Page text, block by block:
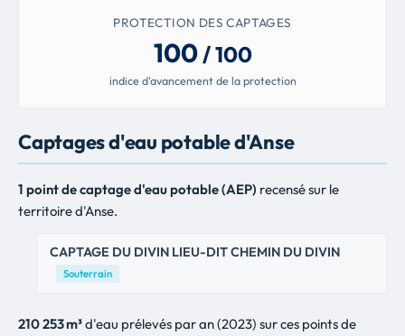
PROTECTION DES CAPTAGES
100 / 100
indice d'avancement de la protection
Captages d'eau potable d'Anse
1 point de captage d'eau potable (AEP) recensé sur le
territoire d'Anse.
CAPTAGE DU DIVIN LIEU-DIT CHEMIN DU DIVIN
Souterrain
210 253 m³d'eau prélevés par an (2023) sur ces points de